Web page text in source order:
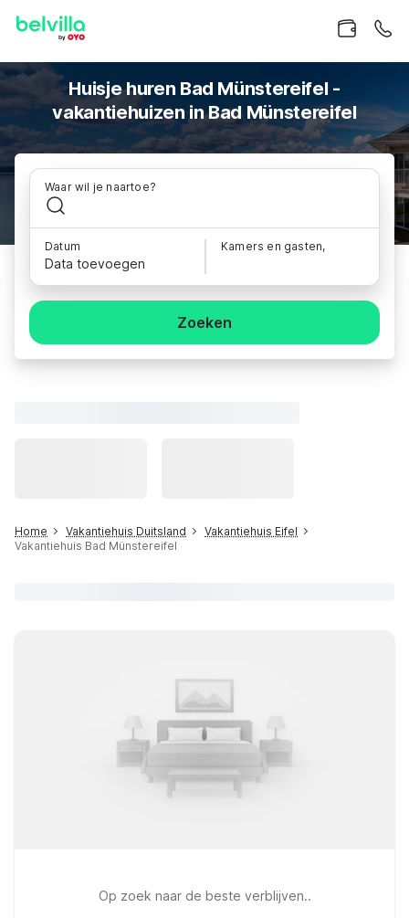
Huisje huren Bad Münstereifel -
vakantiehuizen in Bad Münstereifel
Waar wil je naartoe?
Datum
Data toevoegen
Kamers en gasten,
Zoeken
Home Vakantiehuis Duitsland
Vakantiehuis Eifel
Vakantiehuis Bad Münstereifel
Op zoek naar de beste verblijven..